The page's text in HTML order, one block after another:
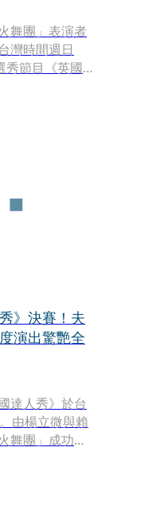
舞團」表演者
灣時間週日
秀節目《英國
望大家之後也
》決賽！夫
演出驚艷全
達人秀》於台
由楊立微與賴
舞團」成功入